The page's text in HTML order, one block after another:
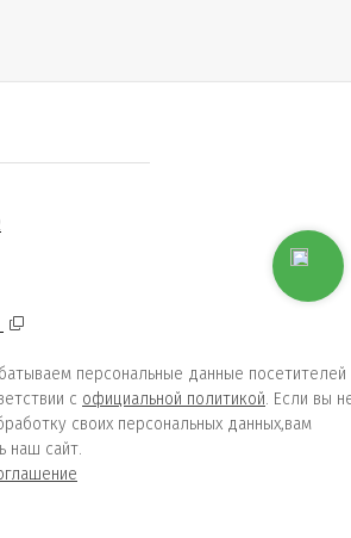
персональные данные посетителей
с официальной политикой. Если вы
своих персональных данных,вам
наш сайт.